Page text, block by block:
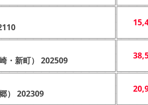
・新町） 202509
） 202309